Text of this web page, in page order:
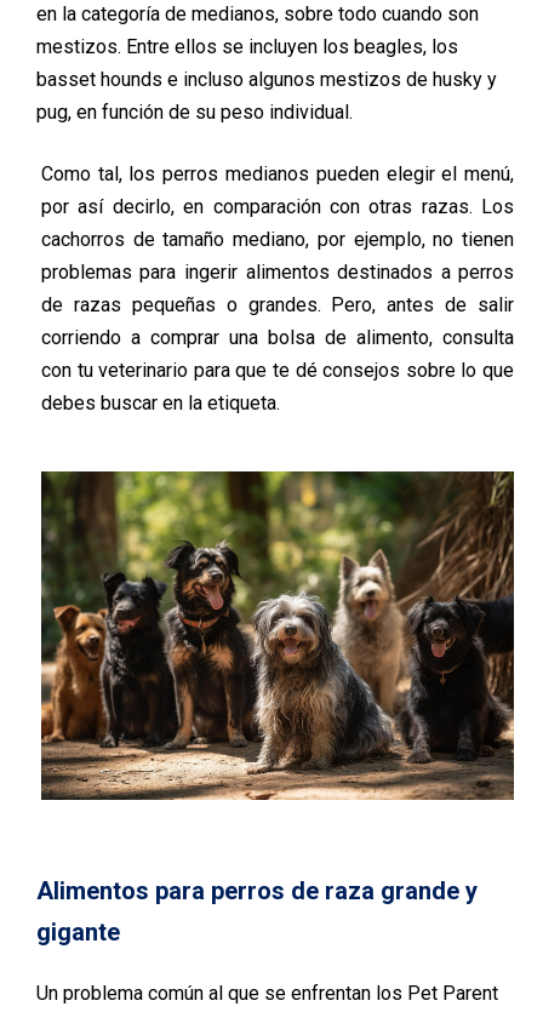
en la categoría de medianos, sobre todo cuando son
mestizos. Entre ellos se incluyen los beagles, los
basset hounds e incluso algunos mestizos de husky y
pug, en función de su peso individual.
Como tal, los perros medianos pueden elegir el menú,
por así decirlo, en comparación con otras razas. Los
cachorros de tamaño mediano, por ejemplo, no tienen
problemas para ingerir alimentos destinados a perros
de razas pequeñas o grandes. Pero, antes de salir
corriendo a comprar una bolsa de alimento, consulta
con tu veterinario para que te dé consejos sobre lo que
debes buscar en la etiqueta.
Alimentos para perros de raza grande y
gigante
Un problema común al que se enfrentan los Pet Parent